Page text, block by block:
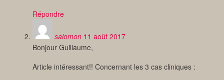
Répondre
salomon 11 août 2017
Bonjour Guillaume,
Article intéressant!! Concernant les 3 cas cliniques :